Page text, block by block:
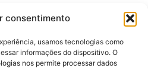
consentimento
usamos tecnologias como
informações do dispositivo. O
nos permite processar dados